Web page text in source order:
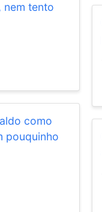
nem tento
como
pouquinho